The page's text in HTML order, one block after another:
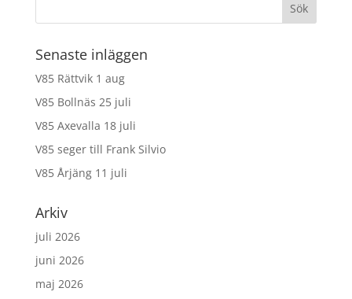
Senaste inläggen
V85 Rättvik 1 aug
V85 Bollnäs 25 juli
V85 Axevalla 18 juli
V85 seger till Frank Silvio
V85 Årjäng 11 juli
Arkiv
juli 2026
juni 2026
maj 2026